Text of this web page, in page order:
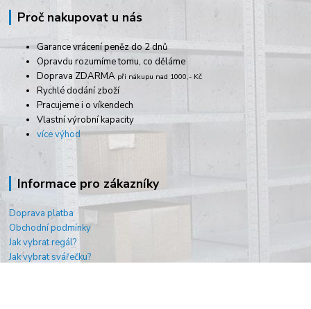
Proč nakupovat u nás
Garance vrácení peněz do 2 dnů
Opravdu rozumíme tomu, co děláme
Doprava ZDARMA při nákupu nad 1000,- Kč
Rychlé dodání zboží
Pracujeme i o víkendech
Vlastní výrobní kapacity
více výhod
Informace pro zákazníky
Doprava platba
Obchodní podmínky
Jak vybrat regál?
Jak vybrat svářečku?